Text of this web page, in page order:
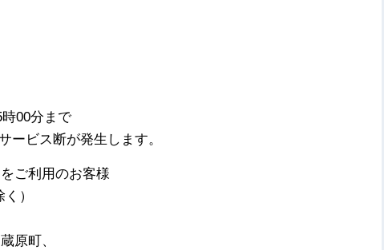
00分まで
断が発生します。
ご利用のお客様
）
町、